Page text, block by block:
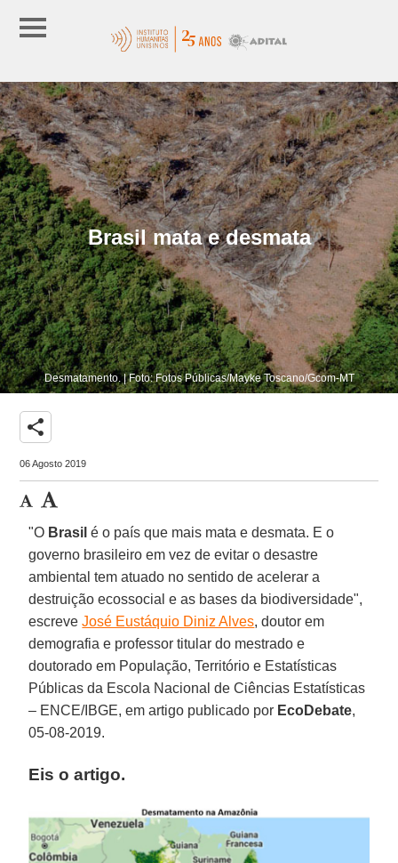
Brasil mata e desmata
Desmatamento. | Foto: Fotos Públicas/Mayke Toscano/Gcom-MT
share
06 Agosto 2019
"O Brasil é o país que mais mata e desmata. E o
governo brasileiro em vez de evitar o desastre
ambiental tem atuado no sentido de acelerar a
destruição ecossocial e as bases da biodiversidade",
escreveJosé Eustáquio Diniz Alves, doutor em
demografia e professor titular do mestrado e
doutorado em População, Território e Estatísticas
Públicas da Escola Nacional de Ciências Estatísticas
– ENCE/IBGE, em artigo publicado por EcoDebate,
05-08-2019.
Eis o artigo.